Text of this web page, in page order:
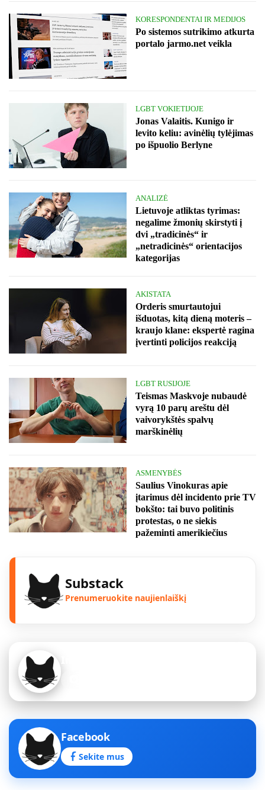
KORESPONDENTAI IR MEDIJOS
Po sistemos sutrikimo atkurta
portalo jarmo.net veikla
LGBT VOKIETIJOJE
Jonas Valaitis. Kunigo ir
levito keliu: avinėlių tylėjimas
po išpuolio Berlyne
ANALIZĖ
Lietuvoje atliktas tyrimas:
negalime žmonių skirstyti į
dvi „tradicinės“ ir
„netradicinės“ orientacijos
kategorijas
AKISTATA
Orderis smurtautojui
išduotas, kitą dieną moteris –
kraujo klane: ekspertė ragina
įvertinti policijos reakciją
LGBT RUSIJOJE
Teismas Maskvoje nubaudė
vyrą 10 parų areštu dėl
vaivorykštės spalvų
marškinėlių
ASMENYBĖS
Saulius Vinokuras apie
įtarimus dėl incidento prie TV
bokšto: tai buvo politinis
protestas, o ne siekis
pažeminti amerikiečius
Substack
Prenumeruokite naujienlaiškį
Facebook
Sekite mus